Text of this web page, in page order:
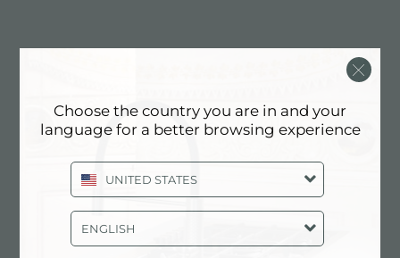
El acabado en acero inoxidable es la verdadera
marca de fábrica de Foster. Un elemento
distintivo que une estética y funcionalidad y
destaca una continua búsqueda de la mejor
Foster, tiene un entero departamento dedicado a
los acabados con un siglo de experiencia
Choose the country you are in and your
language for a better browsing experience
UNITED STATES
ENGLISH